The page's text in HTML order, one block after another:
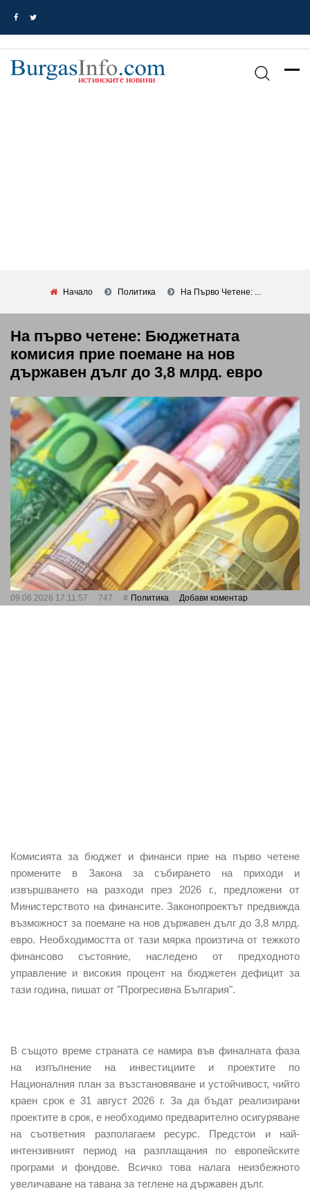
Начало Политика На Първо Четене: ...
На първо четене: Бюджетната
комисия прие поемане на нов
държавен дълг до 3,8 млрд. евро
09.06.2026 17:11:57 747 Политика Добави коментар
Комисията за бюджет и финансиприе на първо четене
промените в Закона за събирането на приходи и
извършването на разходи през 2026 г., предложени от
Министерството на финансите. Законопроектът предвижда
възможност за поемане на нов държавен дълг до 3,8 млрд.
евро. Необходимостта от тази мярка произтича от тежкото
финансово състояние, наследено от предходното
управление и високия процент на бюджетен дефицит за
тази година, пишат от "Прогресивна България".
В същото време страната се намира във финалната фаза
на изпълнение на инвестициите и проектите по
Националния план за възстановяване и устойчивост, чийто
краен срок е 31 август 2026 г. За да бъдат реализирани
проектите в срок, е необходимо предварително осигуряване
на съответния разполагаем ресурс. Предстои и най-
интензивният период на разплащания по европейските
програми и фондове. Всичко това налага неизбежното
увеличаване на тавана за теглене на държавен дълг.